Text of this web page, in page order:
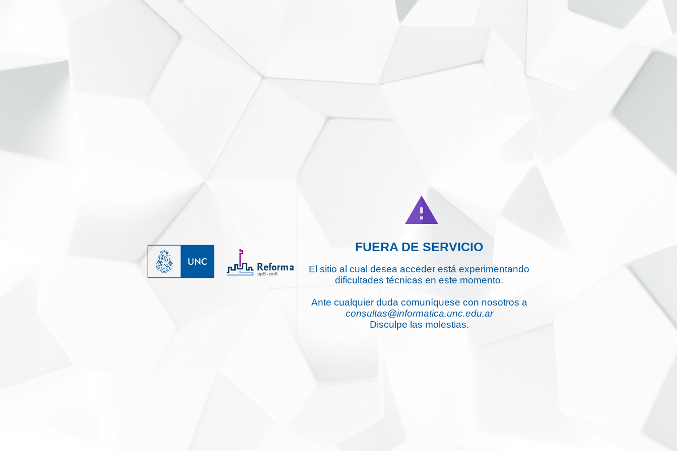
FUERA DE SERVICIO
El sitio al cual desea acceder está experimentando
dificultades técnicas en este momento.
Ante cualquier duda comuníquese con nosotros a
consultas@informatica.unc.edu.ar
Disculpe las molestias.